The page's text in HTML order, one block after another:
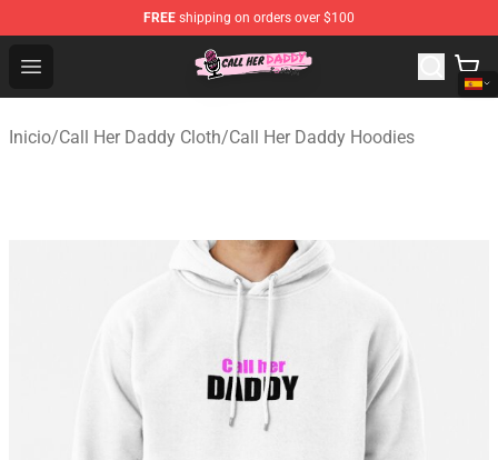
FREE shipping on orders over $100
Open menu
Call Her Daddy Store - Official Call Her Daddy
Inicio/Call Her Daddy Cloth/Call Her Daddy Hoodies